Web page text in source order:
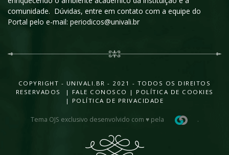
comunidade. Dúvidas, entre em contato com a equipe do
Portal pelo e-mail: periodicos@univali.br
COPYRIGHT - UNIVALI.BR - 2021 - TODOS OS DIREITOS
RESERVADOS |
FALE CONOSCO | POLÍTICA DE COOKIES
| POLÍTICA DE PRIVACIDADE
Tema OJS exclusivo desenvolvido com ♥ pela .